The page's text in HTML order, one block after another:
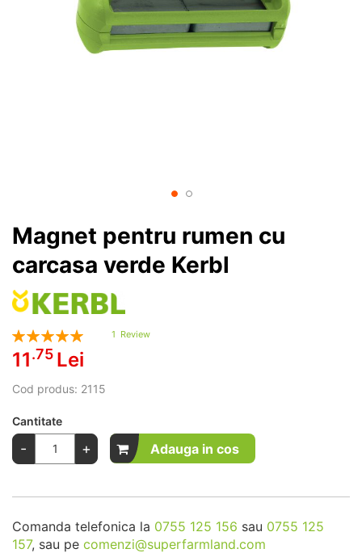
Magnet pentru rumen cu
carcasa verde Kerbl
Rating:
100
% of100
1 Review
11.75 Lei
Cod produs: 2115
Cantitate
- + Adauga in cos
Comanda telefonica la 0755 125 156 sau 0755 125
157, sau pe comenzi@superfarmland.com